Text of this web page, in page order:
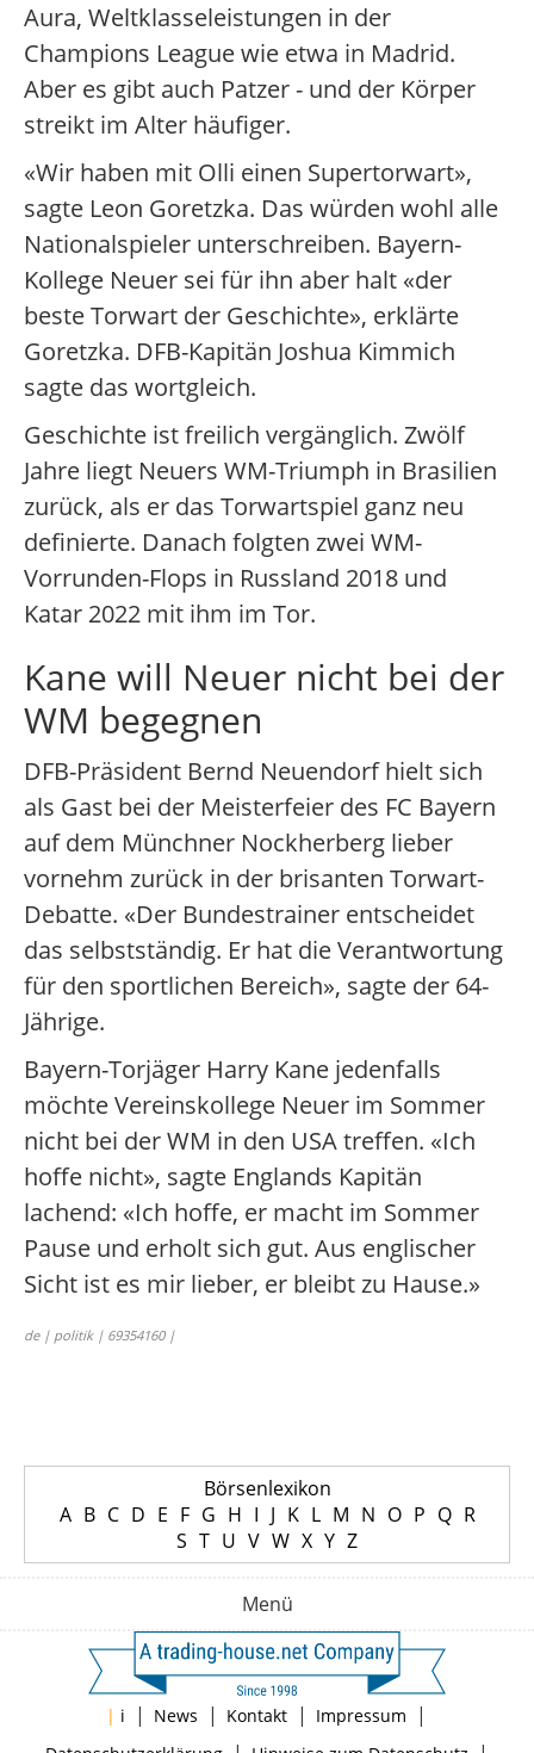
Aura, Weltklasseleistungen in der
Champions League wie etwa in Madrid.
Aber es gibt auch Patzer - und der Körper
streikt im Alter häufiger.
«Wir haben mit Olli einen Supertorwart»,
sagte Leon Goretzka. Das würden wohl alle
Nationalspieler unterschreiben. Bayern-
Kollege Neuer sei für ihn aber halt «der
beste Torwart der Geschichte», erklärte
Goretzka. DFB-Kapitän Joshua Kimmich
sagte das wortgleich.
Geschichte ist freilich vergänglich. Zwölf
Jahre liegt Neuers WM-Triumph in Brasilien
zurück, als er das Torwartspiel ganz neu
definierte. Danach folgten zwei WM-
Vorrunden-Flops in Russland 2018 und
Katar 2022 mit ihm im Tor.
Kane will Neuer nicht bei der
WM begegnen
DFB-Präsident Bernd Neuendorf hielt sich
als Gast bei der Meisterfeier des FC Bayern
auf dem Münchner Nockherberg lieber
vornehm zurück in der brisanten Torwart-
Debatte. «Der Bundestrainer entscheidet
das selbstständig. Er hat die Verantwortung
für den sportlichen Bereich», sagte der 64-
Jährige.
Bayern-Torjäger Harry Kane jedenfalls
möchte Vereinskollege Neuer im Sommer
nicht bei der WM in den USA treffen. «Ich
hoffe nicht», sagte Englands Kapitän
lachend: «Ich hoffe, er macht im Sommer
Pause und erholt sich gut. Aus englischer
Sicht ist es mir lieber, er bleibt zu Hause.»
de | politik | 69354160 |
Börsenlexikon
A B C D E F G H I J K L M N O P Q R
S T U V W X Y Z
Menü
| i | News | Kontakt | Impressum |